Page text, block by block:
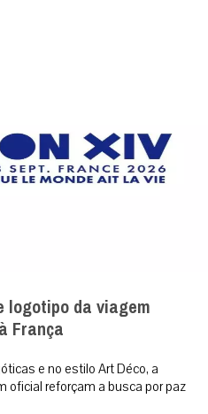
logotipo da viagem
França
e no estilo Art Déco, a
oficial reforçam a busca por paz